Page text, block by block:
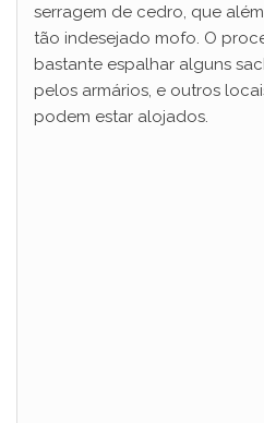
serragem de cedro, que
tão indesejado mofo. O
bastante espalhar alguns
pelos armários, e outros
podem estar alojados.